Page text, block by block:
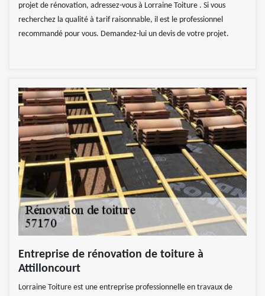
projet de rénovation, adressez-vous à Lorraine Toiture . Si vous
recherchez la qualité à tarif raisonnable, il est le professionnel
recommandé pour vous. Demandez-lui un devis de votre projet.
Entreprise de rénovation de toiture à
Attilloncourt
Lorraine Toiture est une entreprise professionnelle en travaux de